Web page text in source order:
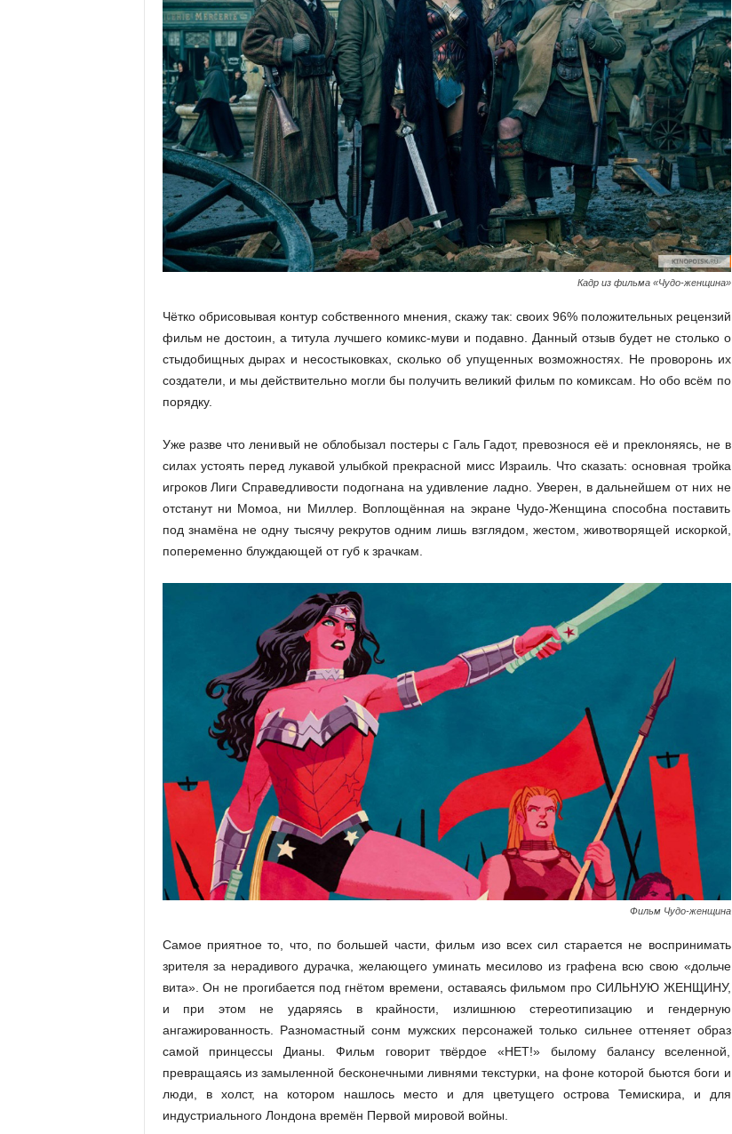
Кадр из фильма «Чудо-женщина»
Чётко обрисовывая контур собственного мнения, скажу так: своих 96% положительных рецензий
фильм не достоин, а титула лучшего комикс-муви и подавно. Данный отзыв будет не столько о
стыдобищных дырах и несостыковках, сколько об упущенных возможностях. Не проворонь их
создатели, и мы действительно могли бы получить великий фильм по комиксам. Но обо всём по
порядку.
Уже разве что ленивый не облобызал постеры с Галь Гадот, превознося её и преклоняясь, не в
силах устоять перед лукавой улыбкой прекрасной мисс Израиль. Что сказать: основная тройка
игроков Лиги Справедливости подогнана на удивление ладно. Уверен, в дальнейшем от них не
отстанут ни Момоа, ни Миллер. Воплощённая на экране Чудо-Женщина способна поставить
под знамёна не одну тысячу рекрутов одним лишь взглядом, жестом, животворящей искоркой,
попеременно блуждающей от губ к зрачкам.
Фильм Чудо-женщина
Самое приятное то, что, по большей части, фильм изо всех сил старается не воспринимать
зрителя за нерадивого дурачка, желающего уминать месилово из графена всю свою «дольче
вита». Он не прогибается под гнётом времени, оставаясь фильмом про СИЛЬНУЮ ЖЕНЩИНУ,
и при этом не ударяясь в крайности, излишнюю стереотипизацию и гендерную
ангажированность. Разномастный сонм мужских персонажей только сильнее оттеняет образ
самой принцессы Дианы. Фильм говорит твёрдое «НЕТ!» былому балансу вселенной,
превращаясь из замыленной бесконечными ливнями текстурки, на фоне которой бьются боги и
люди, в холст, на котором нашлось место и для цветущего острова Темискира, и для
индустриального Лондона времён Первой мировой войны.